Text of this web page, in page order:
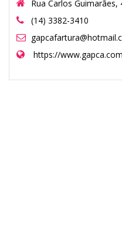
Rua Carlos
(14) 3382-3410
https://